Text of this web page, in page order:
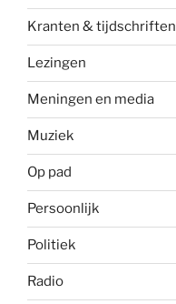
Kranten & tijdschriften
Lezingen
Meningen en media
Muziek
Op pad
Persoonlijk
Politiek
Radio